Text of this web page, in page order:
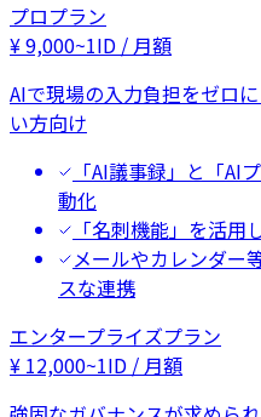
プロプラン
¥9,000~1ID / 月額
AIで現場の入力負担をゼロ
い方向け
「AI議事録」と「AI
動化
「名刺機能」を活
メールやカレンダー
スな連携
エンタープライズプラン
¥ 12,000~1ID / 月額